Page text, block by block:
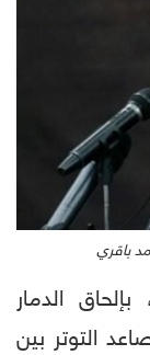
باقري
بإلحاق الدمار
التوتر بين